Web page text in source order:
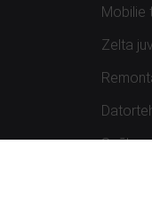
Mobilie
Zelta
Spēles